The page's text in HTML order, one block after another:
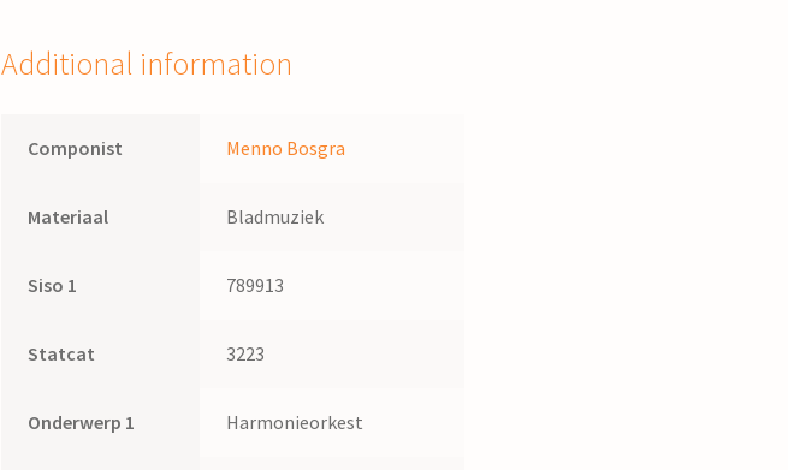
Additional information
Componist Menno Bosgra
Materiaal Bladmuziek
Siso 1 789913
Statcat 3223
Onderwerp 1 Harmonieorkest